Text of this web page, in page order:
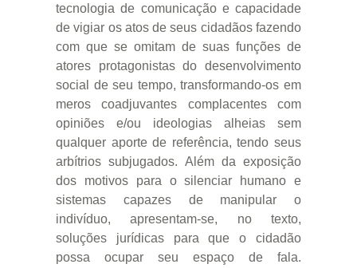
tecnologia de comunicação e capacidade
de vigiar os atos de seus cidadãos fazendo
com que se omitam de suas funções de
atores protagonistas do desenvolvimento
social de seu tempo, transformando-os em
meros coadjuvantes complacentes com
opiniões e/ou ideologias alheias sem
qualquer aporte de referência, tendo seus
arbítrios subjugados. Além da exposição
dos motivos para o silenciar humano e
sistemas capazes de manipular o
indivíduo, apresentam-se, no texto,
soluções jurídicas para que o cidadão
possa ocupar seu espaço de fala.